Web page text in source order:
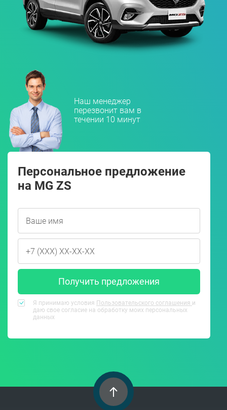
Наш менеджер
перезвонит вам в
течении 10 минут
Персональное предложение
на MG ZS
Получить предложения
Я принимаю условия Пользовательского соглашения и
даю свое согласие на обработку моих персональных
данных